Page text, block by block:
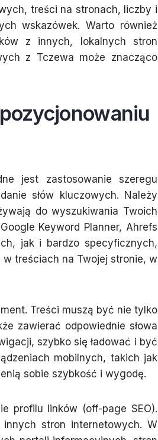
treści na stronach, liczby i
wskazówek. Warto również
z innych, lokalnych stron
z Tczewa może znacząco
jest zastosowanie szeregu
słów kluczowych. Należy
do wyszukiwania Twoich
Keyword Planner, Ahrefs
jak i bardzo specyficznych,
w treściach na Twojej stronie, w
Treści muszą być nie tylko
zawierać odpowiednie słowa
szybko się ładować i być
mobilnych, takich jak
sobie szybkość i wygodę.
profilu linków (off-page SEO).
stron internetowych. W